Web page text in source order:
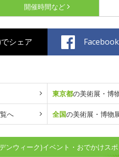
開催時間など
シェア
東京都の美術展・博
へ 全国の美術展・博物
ンウィーク)イベント・おでかけスポ